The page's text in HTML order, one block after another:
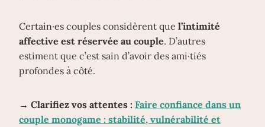
Certain·es couples considèrent que l’intimité
affective est réservée au couple. D’autres
estiment que c’est sain d’avoir des ami·tiés
profondes à côté.
→ Clarifiez vos attentes : Faire confiance dans un
couple monogame : stabilité, vulnérabilité et